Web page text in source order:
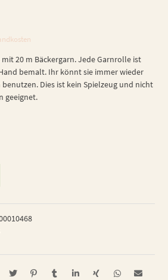
20 m Bäckergarn. Jede Garnrolle ist
bemalt. Ihr könnt sie immer wieder
Dies ist kein Spielzeug und nicht
geeignet.